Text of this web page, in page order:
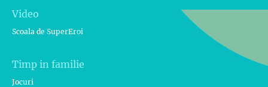
Video
Scoala de SuperEroi
Timp in familie
Jocuri